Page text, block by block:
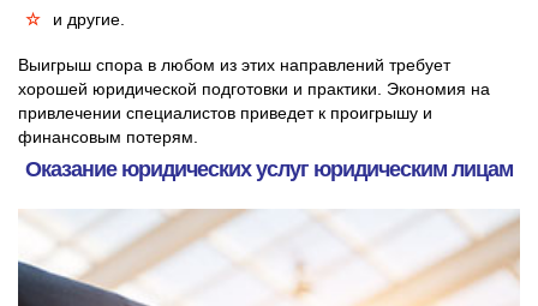
и другие.
Выигрыш спора в любом из этих направлений требует
хорошей юридической подготовки и практики. Экономия на
привлечении специалистов приведет к проигрышу и
финансовым потерям.
Оказание юридических услуг юридическим лицам